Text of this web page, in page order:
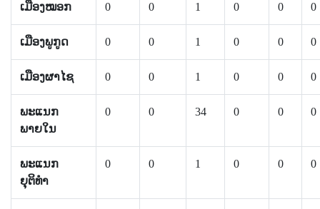
ເມືອງໝອກ 0 0 1 0 0 0
ເມືອງພູກູດ 0 0 1 0 0 0
ເມືອງຜາໄຊ 0 0 1 0 0 0
ພະແນກ
ພາຍໃນ
0 0 34 0 0 0
ພະແນກ
ຍຸຕິທຳ
0 0 1 0 0 0